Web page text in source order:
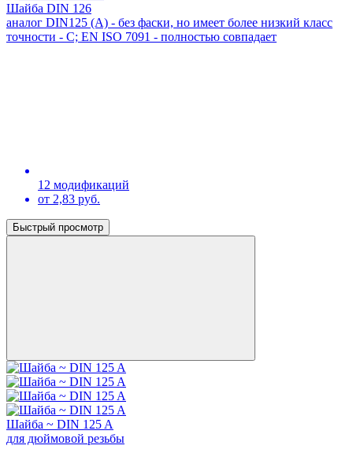
Шайба DIN 126
аналог DIN125 (А) - без фаски, но имеет более низкий класс
точности - С; EN ISO 7091 - полностью совпадает
12 модификаций
от 2,83 руб.
Быстрый просмотр
Шайба ~ DIN 125 A
для дюймовой резьбы